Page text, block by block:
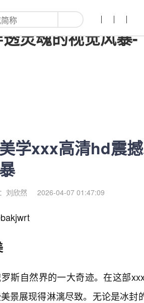
学xxx高清hd震撼
灵魂的视觉风暴-
学xxx高清hd震
刘欣然 2026-04-07 01:47:09
斯自然界的一大奇迹。在这部
景展现得淋漓尽致。无论是冰封